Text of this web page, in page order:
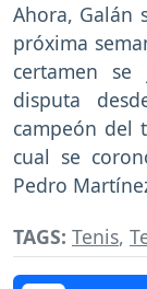
Ahora, Galán
próxima
certamen
disputa
campeón del
cual se
Pedro
TAGS: Tenis,